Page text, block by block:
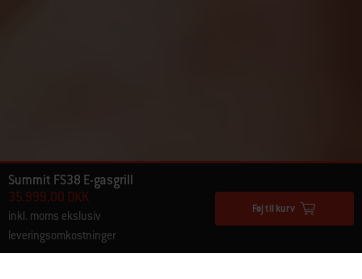
Summit FS38 E-gasgrill
35.999,00 DKK
inkl. moms ekslusiv
leveringsomkostninger
Føj til kurv